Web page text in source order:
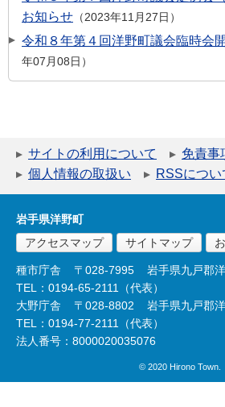
お知らせ
2023年11月27日
令和８年第４回洋野町議会臨時会
年07月08日
サイトの利用について
免責事
個人情報の取扱い
RSSについ
岩手県洋野町
アクセスマップ
サイトマップ
種市庁舎 〒028-7995
岩手県九戸郡
TEL：0194-65-2111（代表）
大野庁舎
〒028-8802
岩手県九戸郡
TEL：0194-77-2111（代表）
法人番号：8000020035076
© 2020 Hirono Town.